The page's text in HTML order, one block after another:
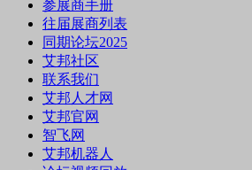
参展商手册
往届展商列表
同期论坛2025
艾邦社区
联系我们
艾邦人才网
艾邦官网
智飞网
艾邦机器人